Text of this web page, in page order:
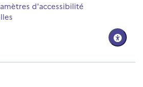
d'accessibilité